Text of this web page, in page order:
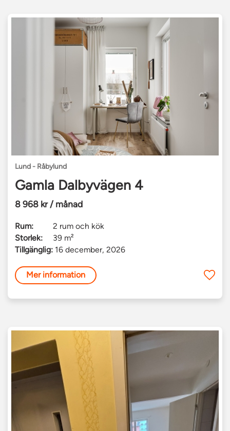
Lund - Råbylund
Gamla Dalbyvägen 4
8 968 kr / månad
Rum:
2 rum och kök
Storlek:
39 m²
Tillgänglig: 16 december, 2026
Mer information